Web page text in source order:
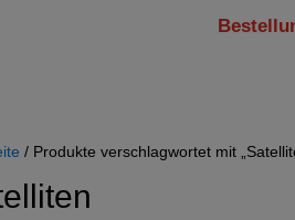
/ Produkte verschlagwortet mit